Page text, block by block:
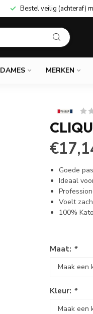
Bestel veilig (achteraf)
DAMES MERKEN
Goede
Ideaal
Voelt
100%
Maat: *
Kleur: *